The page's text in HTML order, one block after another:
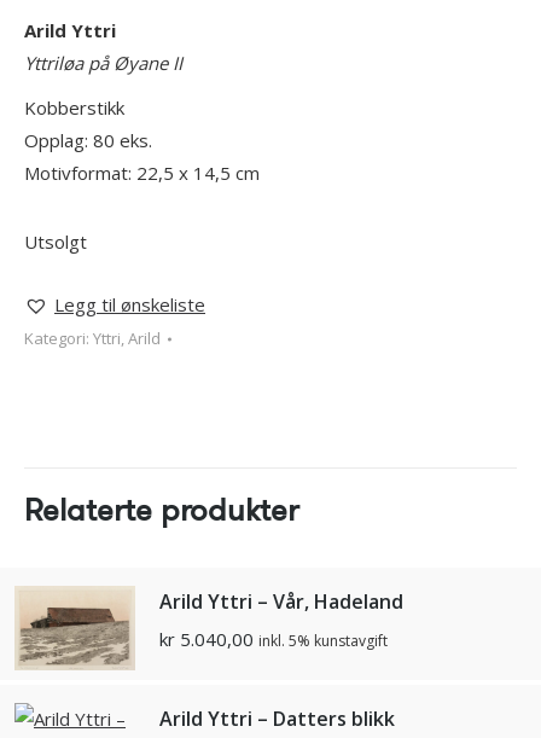
Arild Yttri
Yttriløa på Øyane II
Kobberstikk
Opplag: 80 eks.
Motivformat: 22,5 x 14,5 cm
Utsolgt
Legg til ønskeliste
Kategori: Yttri, Arild
Relaterte produkter
Arild Yttri – Vår, Hadeland
kr 5.040,00 inkl. 5% kunstavgift
Arild Yttri – Datters blikk